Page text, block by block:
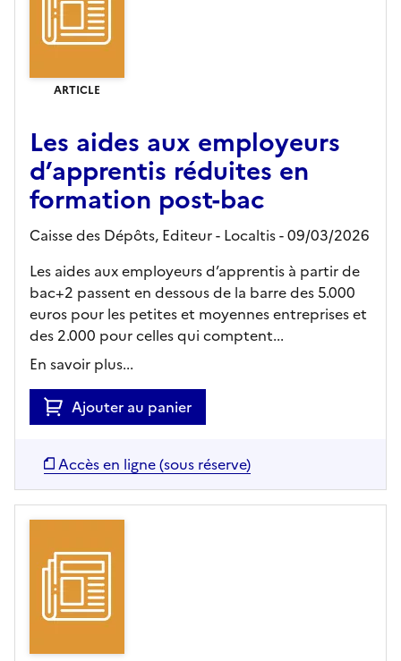
ARTICLE
Les aides aux employeurs
d’apprentis réduites en
formation post-bac
Caisse des Dépôts, Editeur- Localtis- 09/03/2026
Les aides aux employeurs d’apprentis à partir de
bac+2 passent en dessous de la barre des 5.000
euros pour les petites et moyennes entreprises et
des 2.000 pour celles qui comptent...
En savoir plus...
Ajouter au panier
Accès en ligne (sous réserve)